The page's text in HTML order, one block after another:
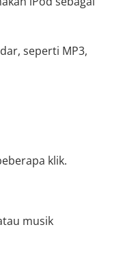
seperti MP3,
klik.
musik